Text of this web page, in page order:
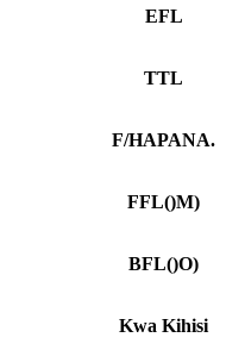
EFL
TTL
F/HAPANA.
FFL()M)
BFL()O)
Kwa Kihisi